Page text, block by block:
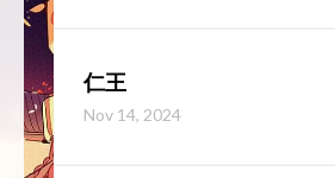
仁王
Nov 14, 2024